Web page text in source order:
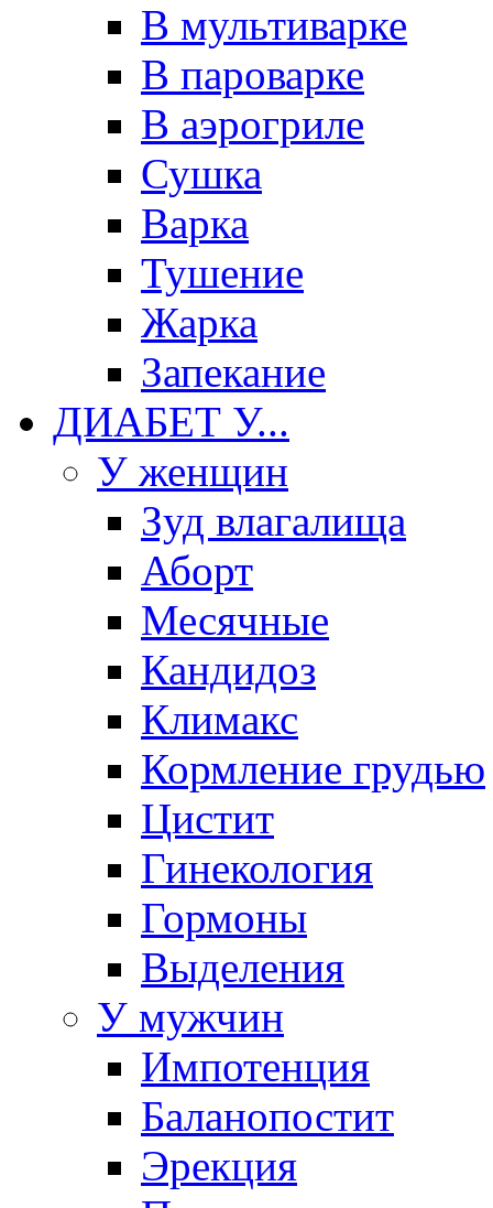
В мультиварке
В пароварке
В аэрогриле
Сушка
Варка
Тушение
Жарка
Запекание
ДИАБЕТ У...
У женщин
Зуд влагалища
Аборт
Месячные
Кандидоз
Климакс
Кормление грудью
Цистит
Гинекология
Гормоны
Выделения
У мужчин
Импотенция
Баланопостит
Эрекция